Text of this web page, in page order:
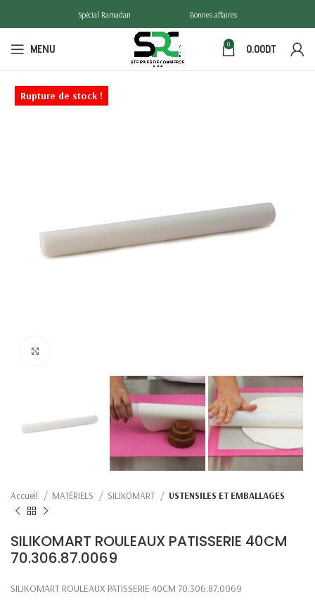
Spécial Ramadan Bonnes affaires
MENU 0 0.00DT
Rupture de stock !
Accueil MATÉRIELS SILIKOMART USTENSILES ET EMBALLAGES
SILIKOMART ROULEAUX PATISSERIE 40CM
70.306.87.0069
SILIKOMART ROULEAUX PATISSERIE 40CM 70.306.87.0069